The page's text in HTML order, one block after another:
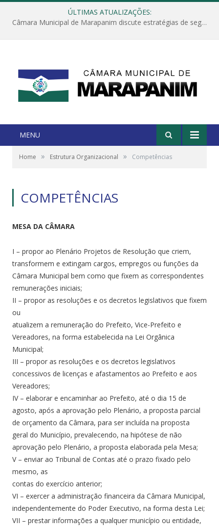
ÚLTIMAS ATUALIZAÇÕES:
Câmara Municipal de Marapanim discute estratégias de segurança com autoridades e poder executivo
MENU
Home » Estrutura Organizacional » Competências
COMPETÊNCIAS
MESA DA CÂMARA
I – propor ao Plenário Projetos de Resolução que criem,
transformem e extingam cargos, empregos ou funções da
Câmara Municipal bem como que fixem as correspondentes
remunerações iniciais;
II – propor as resoluções e os decretos legislativos que fixem
ou
atualizem a remuneração do Prefeito, Vice-Prefeito e
Vereadores, na forma estabelecida na Lei Orgânica
Municipal;
III – propor as resoluções e os decretos legislativos
concessivos de licenças e afastamentos ao Prefeito e aos
Vereadores;
IV – elaborar e encaminhar ao Prefeito, até o dia 15 de
agosto, após a aprovação pelo Plenário, a proposta parcial
de orçamento da Câmara, para ser incluída na proposta
geral do Município, prevalecendo, na hipótese de não
aprovação pelo Plenário, a proposta elaborada pela Mesa;
V – enviar ao Tribunal de Contas até o prazo fixado pelo
mesmo, as
contas do exercício anterior;
VI – exercer a administração financeira da Câmara Municipal,
independentemente do Poder Executivo, na forma desta Lei;
VII – prestar informações a qualquer município ou entidade,